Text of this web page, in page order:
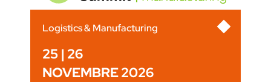
Logistics & Manufacturing
25 | 26
NOVEMBRE 2026